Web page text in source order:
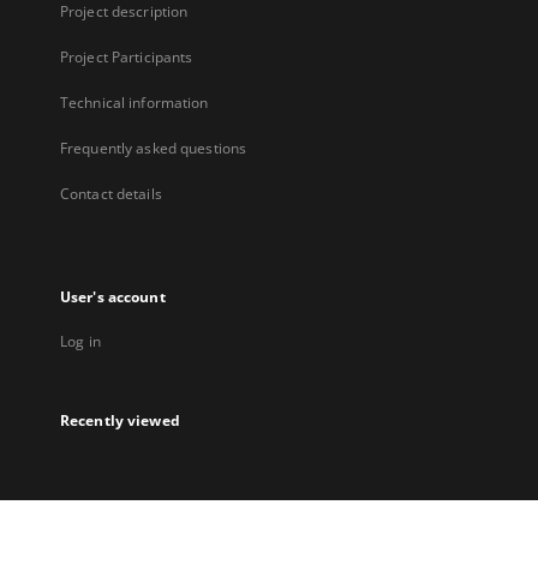
Project description
Project Participants
Technical information
Frequently asked questions
Contact details
User's account
Log in
Recently viewed